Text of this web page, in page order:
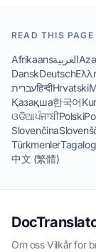
READ THIS PAGE
Afrikaansالعربية
DanskDeutsch
עבריתहिन्दीHrvatski
Қазақша한국어
ଓଡିଆਪੰਜਾਬੀPolski
Slovenčina
TürkmenlerTagalog
中文 (繁體)
Om oss·Vilkår for